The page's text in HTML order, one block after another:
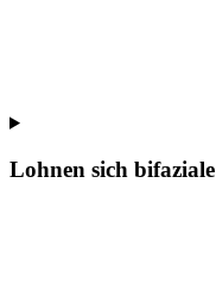
Lohnen sich